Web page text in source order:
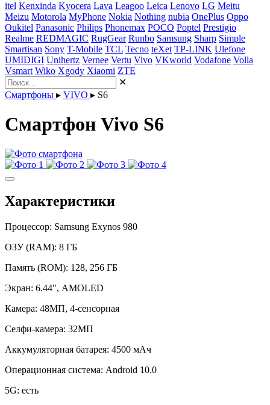
itel Kenxinda Kyocera Lava Leagoo Leica Lenovo LG Meitu
Meizu Motorola MyPhone Nokia Nothing nubia OnePlus Oppo
Oukitel Panasonic Philips Phonemax POCO Poptel Prestigio
Realme REDMAGIC RugGear Runbo Samsung Sharp Simple
Smartisan Sony T-Mobile TCL Tecno teXet TP-LINK Ulefone
UMIDIGI Unihertz Vernee Vertu Vivo VKworld Vodafone Volla
Vsmart Wiko Xgody Xiaomi ZTE
✕
Смартфоны ▸ VIVO ▸ S6
Смартфон Vivo S6
Характеристики
Процессор: Samsung Exynos 980
ОЗУ (RAM): 8 ГБ
Память (ROM): 128, 256 ГБ
Экран: 6.44", AMOLED
Камера: 48МП, 4-сенсорная
Селфи-камера: 32МП
Аккумуляторная батарея: 4500 мАч
Операционная система: Android 10.0
5G: есть